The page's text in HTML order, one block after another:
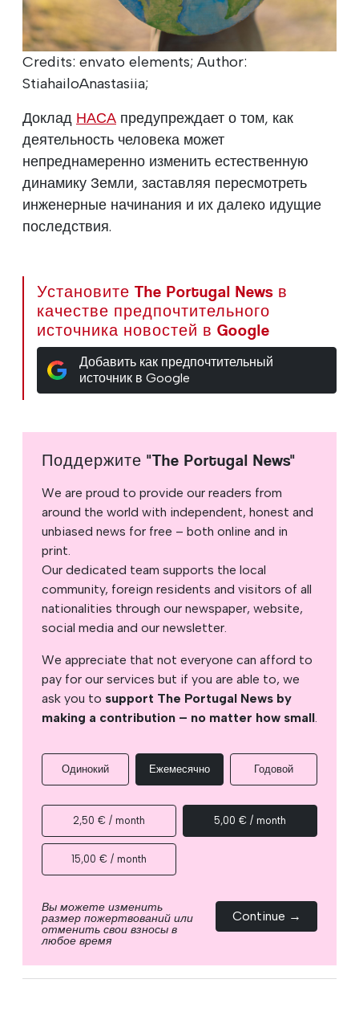
Credits: envato elements; Author:
StiahailoAnastasiia;
Доклад НАСА предупреждает о том, как
деятельность человека может
непреднамеренно изменить естественную
динамику Земли, заставляя пересмотреть
инженерные начинания и их далеко идущие
последствия.
Установите The Portugal News в
качестве предпочтительного
источника новостей в Google
Добавить как предпочтительный
источник в Google
Поддержите "The Portugal News"
We are proud to provide our readers from
around the world with independent, honest and
unbiased news for free – both online and in
print.
Our dedicated team supports the local
community, foreign residents and visitors of all
nationalities through our newspaper, website,
social media and our newsletter.
We appreciate that not everyone can afford to
pay for our services but if you are able to, we
ask you to support The Portugal News by
making a contribution – no matter how small.
Одинокий Ежемесячно Годовой
2,50 € / month 5,00 € / month
15,00 € / month
Вы можете изменить
размер пожертвований или
отменить свои взносы в
любое время
Continue →